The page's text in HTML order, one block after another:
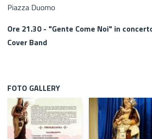
Piazza Duomo
Ore 21.30 - "Gente Come Noi" in
Cover Band
FOTO GALLERY